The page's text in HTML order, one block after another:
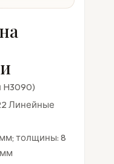
H3090)
Линейные
толщины: 8